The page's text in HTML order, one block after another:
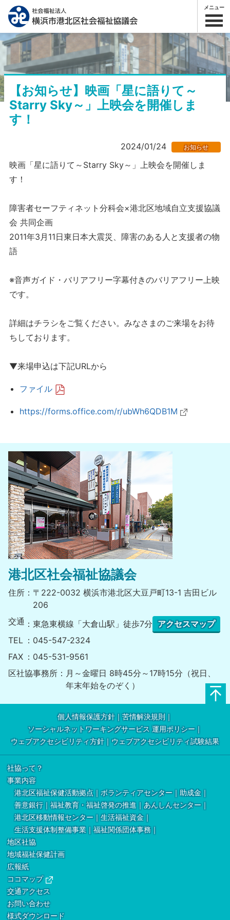
メニュー
【お知らせ】映画「星に語りて～
Starry Sky～」上映会を開催しま
す！
2024/01/24 お知らせ
映画「星に語りて～Starry Sky～」上映会を開催しま
す！
障害者セーフティネット分科会×港北区地域自立支援協議
会 共同企画
2011年3月11日東日本大震災、障害のある人と支援者の物
語
※音声ガイド・バリアフリー字幕付きのバリアフリー上映
です。
詳細はチラシをご覧ください。みなさまのご来場をお待
ちしております。
▼来場申込は下記URLから
ファイル
https://forms.office.com/r/ubWh6QDB1M
港北区社会福祉協議会
住所
〒222-0032 横浜市港北区大豆戸町13-1 吉田ビル
206
交通
東急東横線「大倉山駅」徒歩7分 アクセスマップ
TEL
045-547-2324
FAX
045-531-9561
区社協事務所
月～金曜日 8時45分～17時15分（祝日、
年末年始をのぞく）
個人情報保護方針
苦情解決規則
ソーシャルネットワーキングサービス 運用ポリシー
ウェブアクセシビリティ方針
ウェブアクセシビリティ試験結果
社協って？
事業内容
港北区福祉保健活動拠点
ボランティアセンター
助成金
善意銀行
福祉教育・福祉啓発の推進
あんしんセンター
港北区移動情報センター
生活福祉資金
生活支援体制整備事業
福祉関係団体事務
地区社協
地域福祉保健計画
広報紙
ココマップ
交通アクセス
お問い合わせ
様式ダウンロード